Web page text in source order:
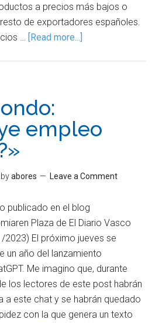
a precios más bajos o
de exportadores españoles.
… [Read more...]
empleo
byabores Leave a Comment
publicado en el blog
Plaza de El Diario Vasco
2023) El próximo jueves se
un año del lanzamiento
Me imagino que, durante
los lectores de este post habrán
a este chat y se habrán quedado
con la que genera un texto